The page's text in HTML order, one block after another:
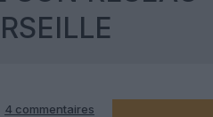
4 commentaires